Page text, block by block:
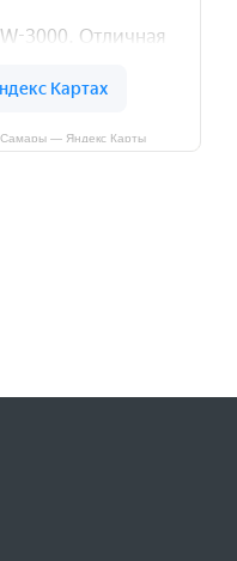
Самары — Яндекс Карты